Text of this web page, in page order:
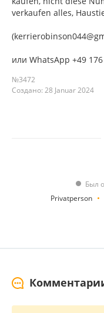
verkaufen alles,
или WhatsApp +49
№3472
Создано: 28 Januar 2024
Был
Privatperson